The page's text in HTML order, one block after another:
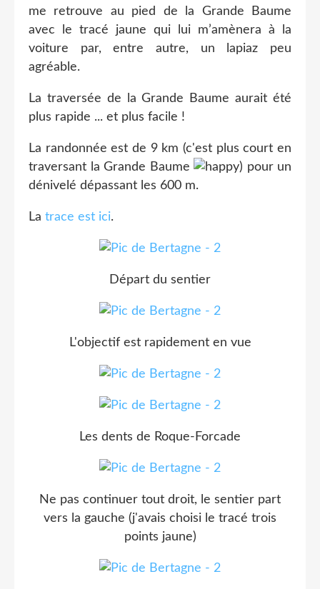
me retrouve au pied de la Grande Baume
avec le tracé jaune qui lui m’amènera à la
voiture par, entre autre, un lapiaz peu
agréable.
La traversée de la Grande Baume aurait été
plus rapide ... et plus facile !
La randonnée est de 9 km (c'est plus court en
traversant la Grande Baume
) pour un
dénivelé dépassant les 600 m.
La trace est ici.
Départ du sentier
L'objectif est rapidement en vue
Les dents de Roque-Forcade
Ne pas continuer tout droit, le sentier part
vers la gauche (j'avais choisi le tracé trois
points jaune)